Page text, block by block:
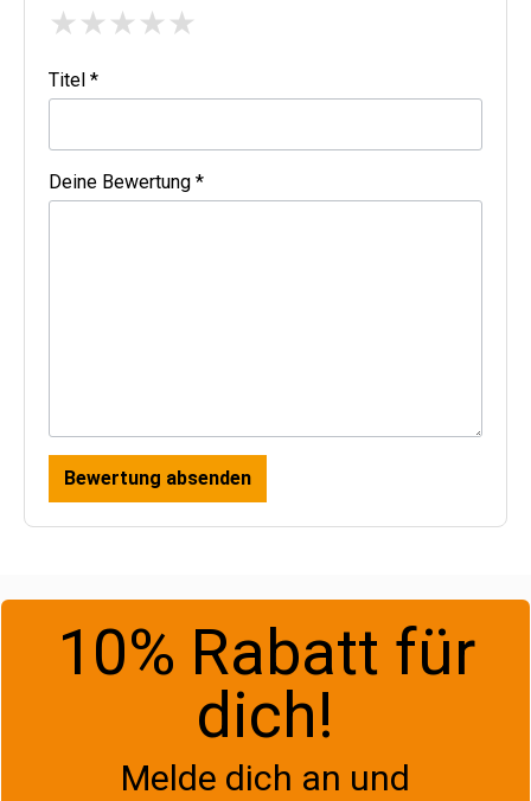
★★★★★
Titel *
Deine Bewertung *
Bewertung absenden
10% Rabatt für
dich!
Melde dich an und